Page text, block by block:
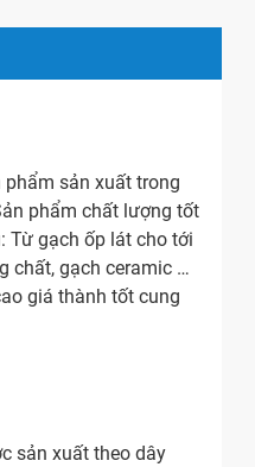
phẩm sản xuất trong
phẩm chất lượng tốt
Từ gạch ốp lát cho tới
chất, gạch ceramic …
giá thành tốt cung
sản xuất theo dây